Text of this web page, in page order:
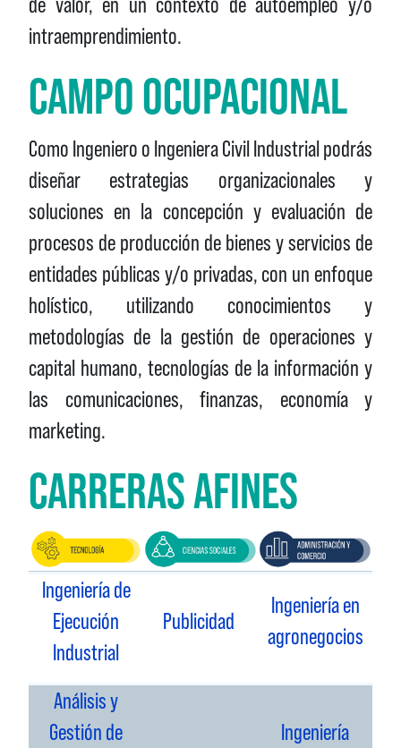
intraemprendimiento.
CAMPO OCUPACIONAL
Como Ingeniero o Ingeniera Civil Industrial podrás
diseñar estrategias organizacionales y
soluciones en la concepción y evaluación de
procesos de producción de bienes y servicios de
entidades públicas y/o privadas, con un enfoque
holístico, utilizando conocimientos y
metodologías de la gestión de operaciones y
capital humano, tecnologías de la información y
las comunicaciones, finanzas, economía y
marketing.
CARRERAS AFINES
Ingeniería de
Ejecución
Industrial
Publicidad
Ingeniería en
agronegocios
Análisis y
Gestión de
Ingeniería